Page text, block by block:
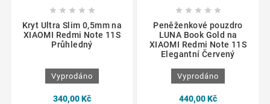
    
Kryt Ultra Slim 0,5mm na
XIAOMI Redmi Note 11S
Průhledný
Vyprodáno
340,00 Kč
    
Peněženkové pouzdro
LUNA Book Gold na
XIAOMI Redmi Note 11S
Elegantní Červený
Vyprodáno
440,00 Kč